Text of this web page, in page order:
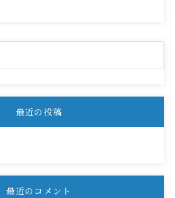
最近の投稿
最近のコメント